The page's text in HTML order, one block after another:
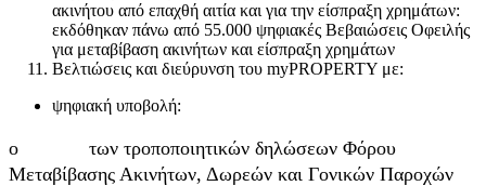
ακινήτου από επαχθή αιτία και για την είσπραξη χρημάτων:
εκδόθηκαν πάνω από 55.000 ψηφιακές Βεβαιώσεις Οφειλής
για μεταβίβαση ακινήτων και είσπραξη χρημάτων
Βελτιώσεις και διεύρυνση του myPROPERTY με:
ψηφιακή υποβολή:
o των τροποποιητικών δηλώσεων Φόρου
Μεταβίβασης Ακινήτων, Δωρεών και Γονικών Παροχών